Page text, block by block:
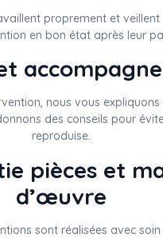
proprement et veillent
en bon état après leur
nous vous expliquons
des conseils pour
reproduise.
pièces et
d’œuvre
sont réalisées avec